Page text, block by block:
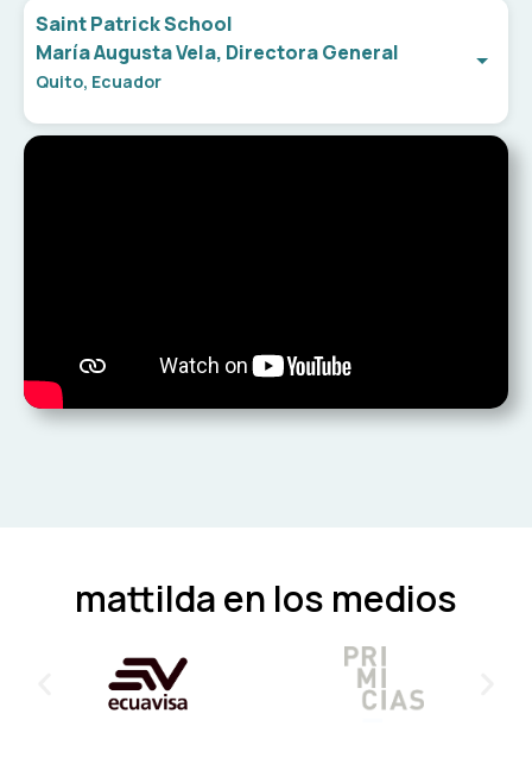
Saint Patrick School
María Augusta Vela, Directora General
Quito, Ecuador
mattilda en los medios